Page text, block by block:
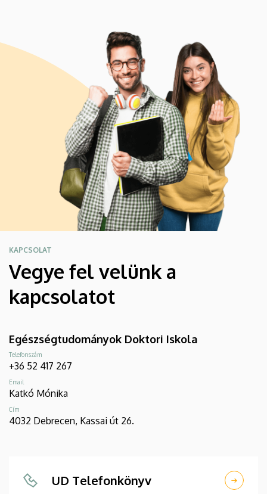
KAPCSOLAT
Vegye fel velünk a
kapcsolatot
Egészségtudományok Doktori Iskola
Telefonszám
+36 52 417 267
Email
Katkó Mónika
Cím
4032 Debrecen, Kassai út 26.
UD Telefonkönyv